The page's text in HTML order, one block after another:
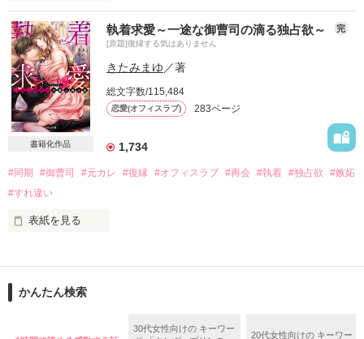
《2018.2.10にベリーズ文庫より書籍化予定のため、大変申し
訳ないのですが1.10より試し読みになります。
よろしくお願いいたします》
「ひと目惚れって、信じる？」
あまりに真剣な目をして言うから。
書籍化作品
執着求愛～一途な御曹司の滴る独占欲～ 完
[原題]復縁する気はありません
きたみまゆ／著
総文字数/115,484
恋愛(オフィスラブ) 283ページ
1,734
#同期 #御曹司 #元カレ #復縁 #オフィスラブ #再会 #執着 #独占欲
#嫉妬
#すれ違い
表紙を見る
偶然再会した元彼だった
かんたん検索
30代女性向けの キーワー
20代女性向けの キーワー